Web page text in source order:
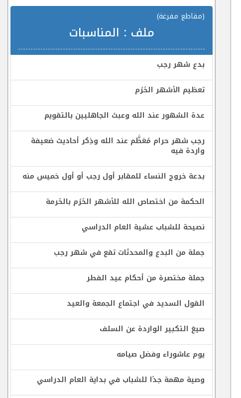
(مقاطع مفرغة)
ملف : المناسبات
بدع شهر رجب
تعظيم الأشهر الحُرُم
عدة الشهور عند الله وعبث الجاهليين بالتقويم
رجب شهر حرام مُعَظَّم عند الله وذِكر أحاديث ضعيفة
واردة فيه
بدعة خروج النساء للمقابر أول رجب أو أول خميس منه
الحكمة من اختصاص الله للأشهر الحُرُم بالحُرمة
نصيحة للشباب عشية العام الدراسي
جملة من البدع والمحدثات تقع في شهر رجب
جملة مختصرة من أحكام عيد الفطر
القول السديد في اجتماع الجمعة والعيد
صيغ التكبير الواردة عن السلف
يوم عاشوراء وفضل صيامه
وصية مهمة جدًا للشباب في بداية العام الدراسي